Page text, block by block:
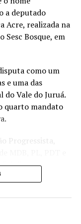
a deputado
Acre, realizada na
Sesc Bosque, em
como um
e uma das
Vale do Juruá.
quarto mandato
Progressista,
as
à reeleição, de
para deputado